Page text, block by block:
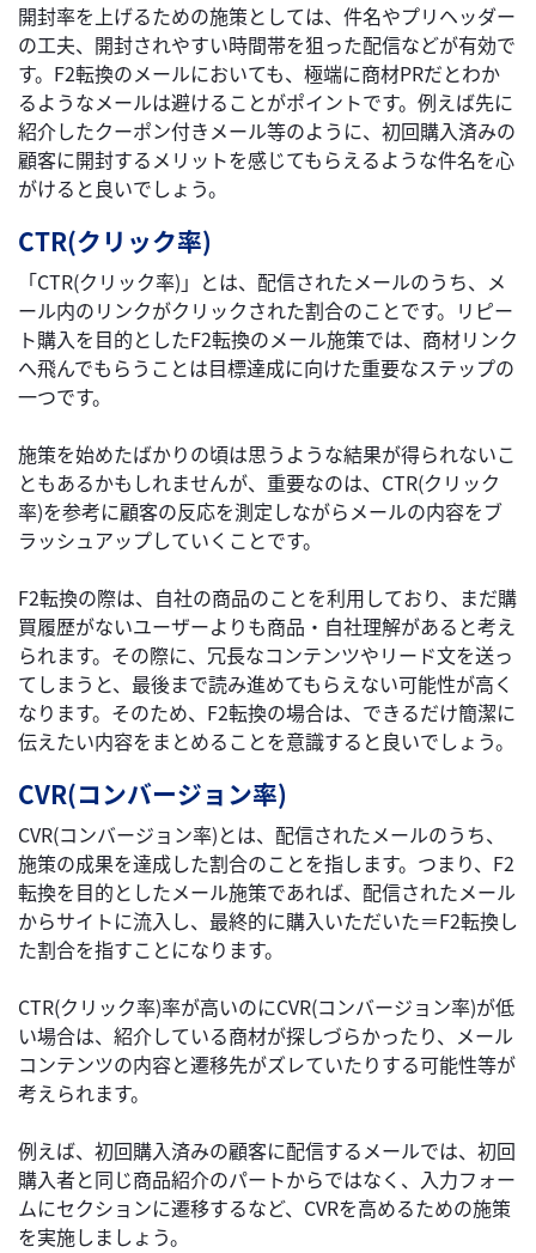
開封率を上げるための施策としては、件名やプリヘッダー
の工夫、開封されやすい時間帯を狙った配信などが有効で
す。F2転換のメールにおいても、極端に商材PRだとわか
るようなメールは避けることがポイントです。例えば先に
紹介したクーポン付きメール等のように、初回購入済みの
顧客に開封するメリットを感じてもらえるような件名を心
がけると良いでしょう。
CTR(クリック率)
「CTR(クリック率)」とは、配信されたメールのうち、メ
ール内のリンクがクリックされた割合のことです。リピー
ト購入を目的としたF2転換のメール施策では、商材リンク
へ飛んでもらうことは目標達成に向けた重要なステップの
一つです。
施策を始めたばかりの頃は思うような結果が得られないこ
ともあるかもしれませんが、重要なのは、CTR(クリック
率)を参考に顧客の反応を測定しながらメールの内容をブ
ラッシュアップしていくことです。
F2転換の際は、自社の商品のことを利用しており、まだ購
買履歴がないユーザーよりも商品・自社理解があると考え
られます。その際に、冗長なコンテンツやリード文を送っ
てしまうと、最後まで読み進めてもらえない可能性が高く
なります。そのため、F2転換の場合は、できるだけ簡潔に
伝えたい内容をまとめることを意識すると良いでしょう。
CVR(コンバージョン率)
CVR(コンバージョン率)とは、配信されたメールのうち、
施策の成果を達成した割合のことを指します。つまり、F2
転換を目的としたメール施策であれば、配信されたメール
からサイトに流入し、最終的に購入いただいた＝F2転換し
た割合を指すことになります。
CTR(クリック率)率が高いのにCVR(コンバージョン率)が低
い場合は、紹介している商材が探しづらかったり、メール
コンテンツの内容と遷移先がズレていたりする可能性等が
考えられます。
例えば、初回購入済みの顧客に配信するメールでは、初回
購入者と同じ商品紹介のパートからではなく、入力フォー
ムにセクションに遷移するなど、CVRを高めるための施策
を実施しましょう。